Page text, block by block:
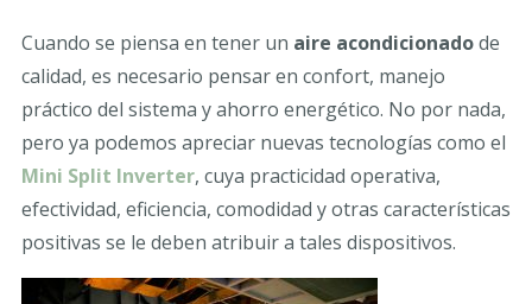
Cuando se piensa en tener un aire acondicionadode
calidad, es necesario pensar en confort, manejo
práctico del sistema y ahorro energético. No por nada,
pero ya podemos apreciar nuevas tecnologías como el
Mini Split Inverter, cuya practicidad operativa,
efectividad, eficiencia, comodidad y otras características
positivas se le deben atribuir a tales dispositivos.